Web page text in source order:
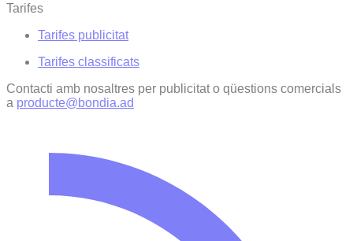
Tarifes
Tarifes publicitat
Tarifes classificats
Contacti amb nosaltres per publicitat o qüestions comercials
a producte@bondia.ad